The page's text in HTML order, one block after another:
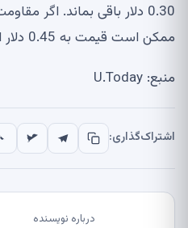
ممکن است قیمت به 0.45 دلار افزایش یابد.
منبع: U.Today
اشتراک‌گذاری:
درباره نویسنده